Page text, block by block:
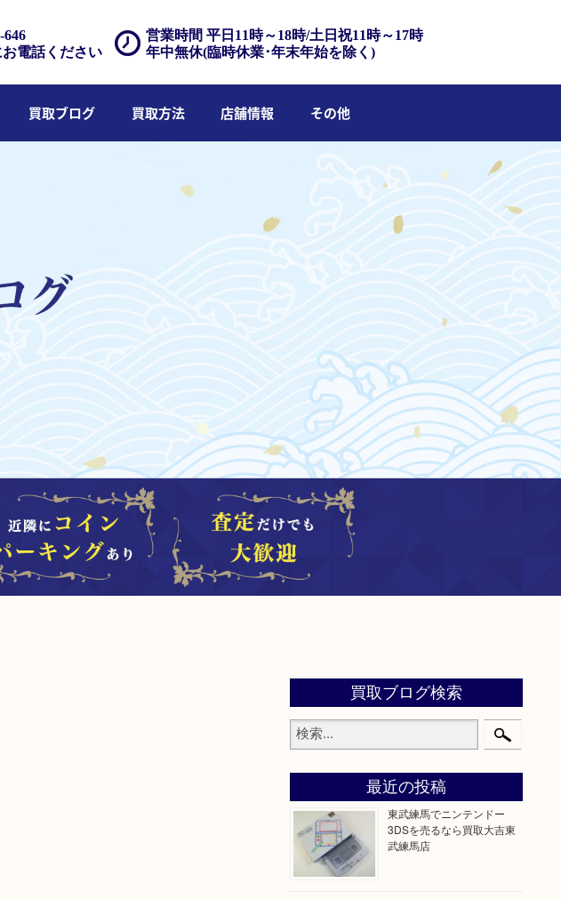
営業時間 平日11時～18時/土日祝11時～17時
年中無休(臨時休業･年末年始を除く)
646
電話ください
買取ブログ 買取方法 店舗情報 その他
買取ブログ検索
最近の投稿
東武練馬でニンテンドー
3DSを売るなら買取大吉東
武練馬店